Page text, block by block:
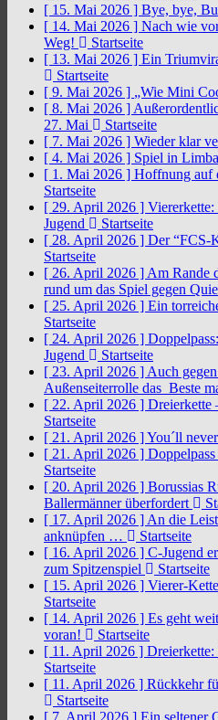
[ 15. Mai 2026 ] Bye, bye,
[ 14. Mai 2026 ] Nach wie
Weg!
Startseite
[ 13. Mai 2026 ] Ein
Startseite
[ 9. Mai 2026 ] „Wie Mini
[ 8. Mai 2026 ]
27. Mai
Startseite
[ 7. Mai 2026 ] Wieder klar
[ 4. Mai 2026 ] Spiel in
[ 1. Mai 2026 ] Hoffnung auf
Startseite
[ 29. April 2026 ] Viererkette:
Jugend
Startseite
[ 28. April 2026 ] Der “FCS-
Startseite
[ 26. April 2026 ] Am Rande
rund um das Spiel gegen
[ 25. April 2026 ] Ein
Startseite
[ 24. April 2026 ]
Jugend
Startseite
[ 23. April 2026 ] Auch
Außenseiterrolle das Beste
[ 22. April 2026 ] Dreierkette
Startseite
[ 21. April 2026 ]You´ll
[ 21. April 2026 ]
Startseite
[ 20. April 2026 ] Borussias
Ballermänner überfordert
[ 17. April 2026 ] An die
anknüpfen …
Startseite
[ 16. April 2026 ] C-Jugend
zum Spitzenspiel
Startseite
[ 15. April 2026 ] Vierer-
Startseite
[ 14. April 2026 ] Es geht
voran!
Startseite
[ 11. April 2026 ] Dreierkette:
Startseite
[ 11. April 2026 ] Rückkehr
Startseite
[ 7. April 2026 ] Ein seltener